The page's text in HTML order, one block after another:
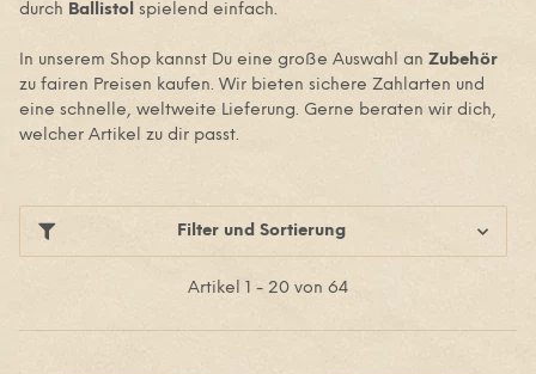
durch Ballistol spielend einfach.
In unserem Shop kannst Du eine große Auswahl an Zubehör
zu fairen Preisen kaufen. Wir bieten sichere Zahlarten und
eine schnelle, weltweite Lieferung. Gerne beraten wir dich,
welcher Artikel zu dir passt.
Filter und Sortierung
Artikel 1 - 20 von 64